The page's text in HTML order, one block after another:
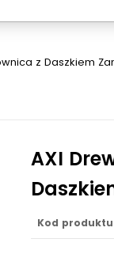
z Daszkiem
AXI
Kod